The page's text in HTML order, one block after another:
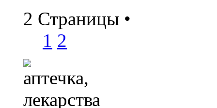
2 Страницы •
1 2